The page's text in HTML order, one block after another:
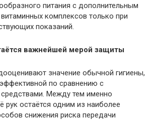
питания с дополнительным
комплексов только при
показаний.
важнейшей мерой защиты
значение обычной гигиены,
по сравнению с
Между тем именно
рук остаётся одним из наиболее
снижения риска передачи